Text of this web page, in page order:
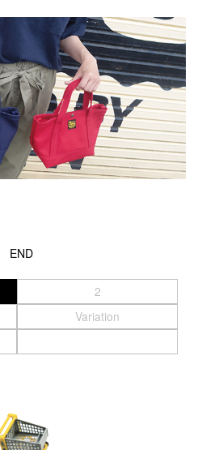
iPhone17 Pro／iPhone17
Pro Max／iPhone14 Pro Max
／iPhone14 Pro／iPhone16／
Galaxy
XPERIA
Other
MacBook
メケース
Canon
Panasonic
RICOH
END
2
Variation